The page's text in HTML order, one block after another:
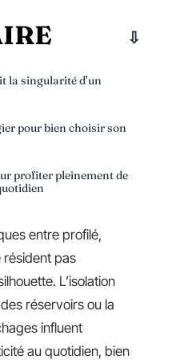
la singularité d’un
pour bien choisir son
profiter pleinement de
entre profilé,
résident pas
L’isolation
réservoirs ou la
influent
au quotidien, bien